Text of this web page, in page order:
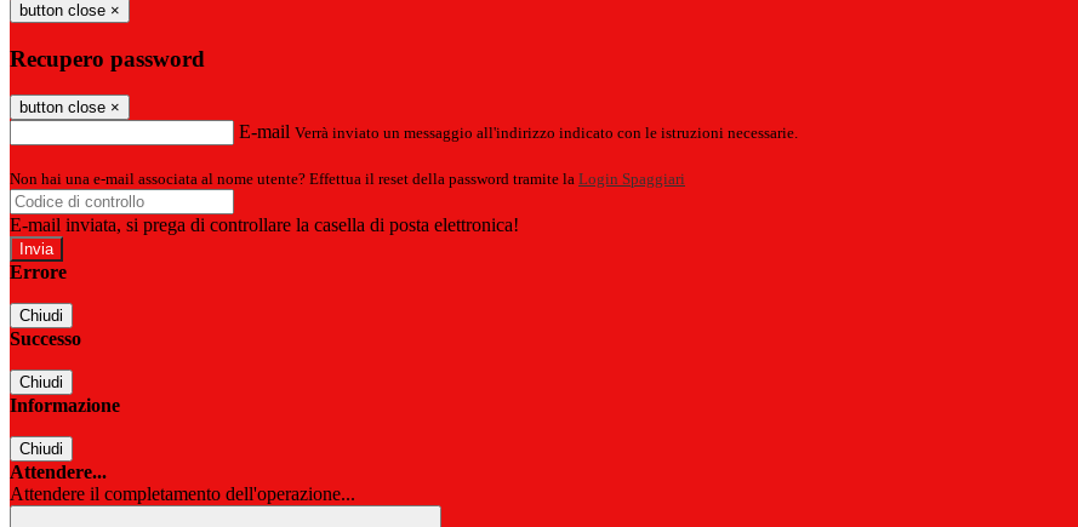
button close ×
Recupero password
button close ×
E-mail Verrà inviato un messaggio all'indirizzo indicato con le istruzioni necessarie.
Non hai una e-mail associata al nome utente? Effettua il reset della password tramite la Login Spaggiari
E-mail inviata, si prega di controllare la casella di posta elettronica!
Errore
Chiudi
Successo
Chiudi
Informazione
Chiudi
Attendere...
Attendere il completamento dell'operazione...